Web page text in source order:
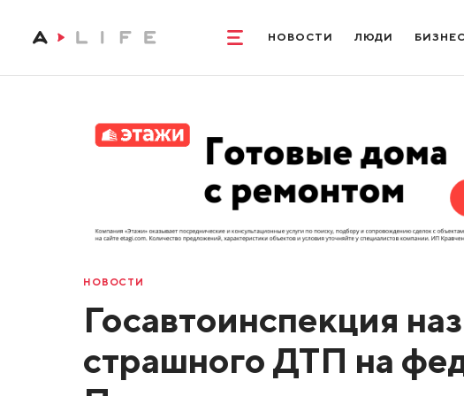
НОВОСТИ ЛЮДИ БИЗНЕС
НОВОСТИ
Госавтоинспекция
страшного ДТП на